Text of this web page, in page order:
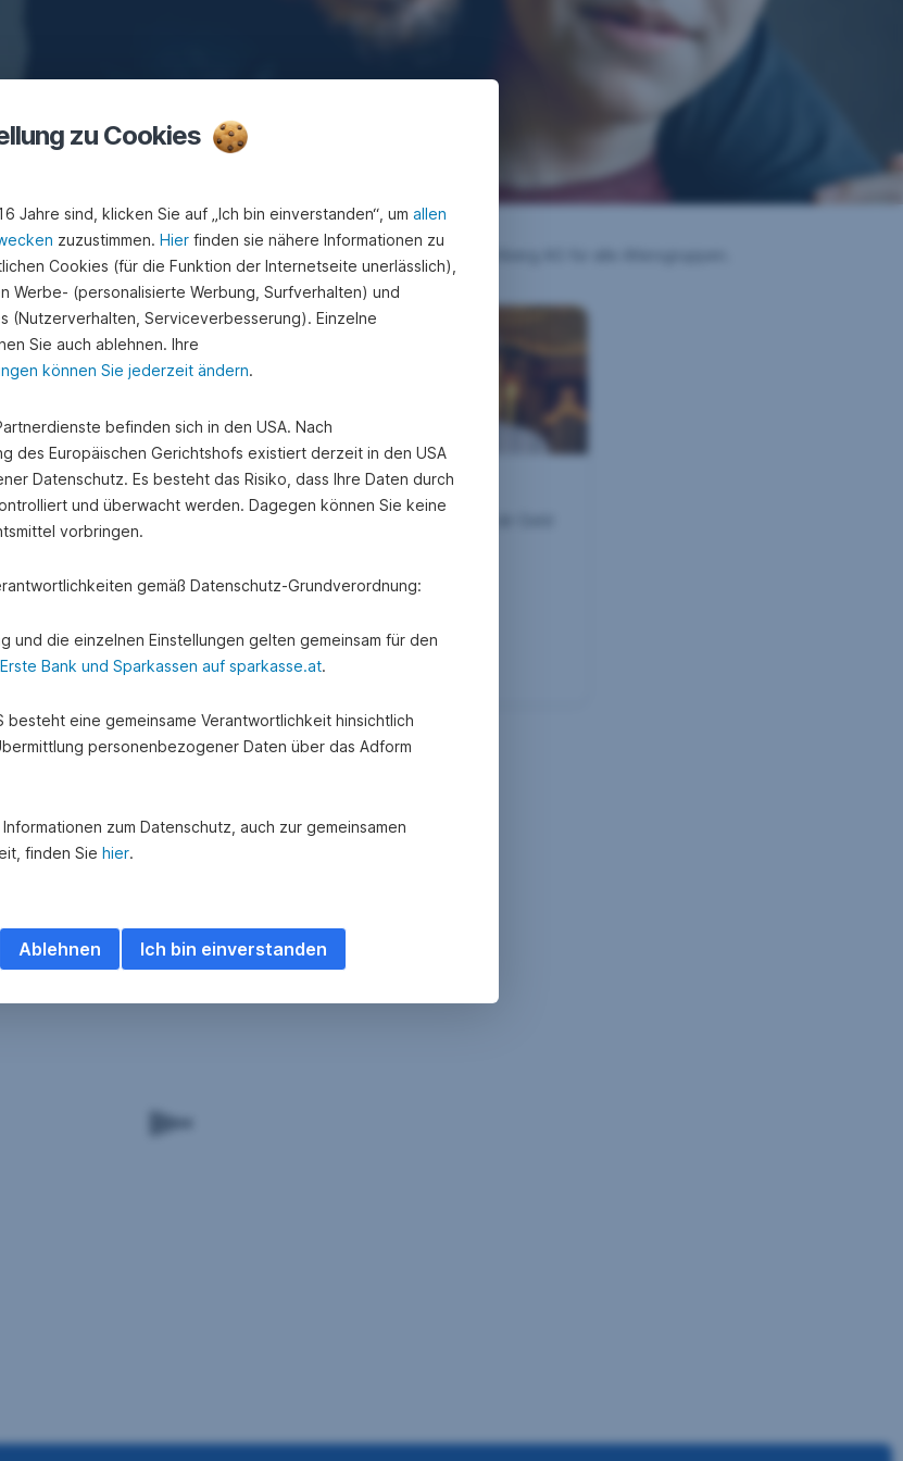
regionale Initiativen der Sparkasse Horn-Ravelsbach-Kirchberg AG für alle Altersgruppen.
Financial Life Park
alle.
Erste Financial Life Park
Dr. Dr. Money
zu Cookies
Jahre sind, klicken Sie auf „Ich bin einverstanden“, um allen
zuzustimmen. Hier finden sie nähere Informationen zu
Cookies (für die Funktion der Internetseite unerlässlich),
Werbe- (personalisierte Werbung, Surfverhalten) und
(Nutzerverhalten, Serviceverbesserung). Einzelne
Sie auch ablehnen. Ihre
können Sie jederzeit ändern.
befinden sich in den USA. Nach
des Europäischen Gerichtshofs existiert derzeit in den USA
Datenschutz. Es besteht das Risiko, dass Ihre Daten durch
und überwacht werden. Dagegen können Sie keine
vorbringen.
gemäß Datenschutz-Grundverordnung:
und die einzelnen Einstellungen gelten gemeinsam für den
Erste Bank und Sparkassen auf sparkasse.at.
besteht eine gemeinsame Verantwortlichkeit hinsichtlich
personenbezogener Daten über das Adform
zum Datenschutz, auch zur gemeinsamen
finden Sie hier.
Ich bin einverstanden
Ablehnen